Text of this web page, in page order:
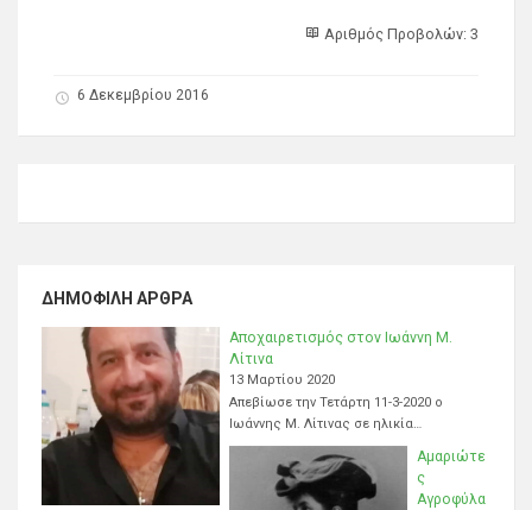
Αριθμός Προβολών: 3
6 Δεκεμβρίου 2016
ΔΗΜΟΦΙΛΉ ΆΡΘΡΑ
Αποχαιρετισμός στον Ιωάννη Μ.
Λίτινα
13 Μαρτίου 2020
Απεβίωσε την Τετάρτη 11-3-2020 ο
Ιωάννης Μ. Λίτινας σε ηλικία…
Αμαριώτε
ς
Αγροφύλα